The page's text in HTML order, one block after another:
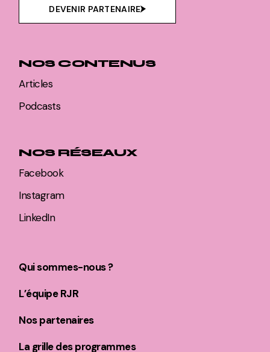
DEVENIR PARTENAIRE
NOS CONTENUS
Articles
Podcasts
NOS RÉSEAUX
Facebook
Instagram
LinkedIn
Qui sommes-nous ?
L’équipe RJR
Nos partenaires
La grille des programmes